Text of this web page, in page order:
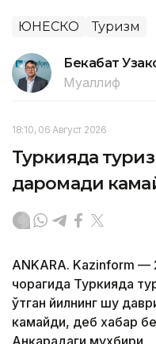
ЮНЕСКО Туризм
Бекабат
Муаллиф
18:10, 06 Август 2026
Туркияда
даромади
ANKARA. Kazinform —
чорагида Туркияда
ўтган йилнинг шу
камайди, деб хабар
Анқарадаги мухбири.